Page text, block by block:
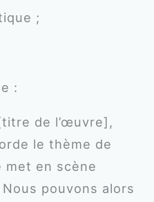
;
:
de l’œuvre],
le thème de
met en scène
pouvons alors